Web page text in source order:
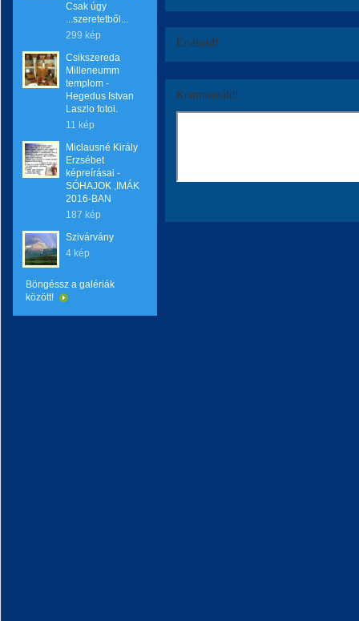
Csak úgy
...szeretetből...
299 kép
Csikszereda
Milleneumm
templom -
Hegedus Istvan
Laszlo fotoi.
11 kép
Miclausné Király
Erzsébet
képreírásai -
SÓHAJOK ,IMÁK
2016-BAN
187 kép
Szivárvány
4 kép
Böngéssz a galériák
között!
Értékeld!
Kommentáld!